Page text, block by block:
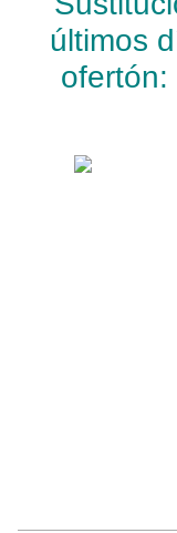
últimos
ofertón: